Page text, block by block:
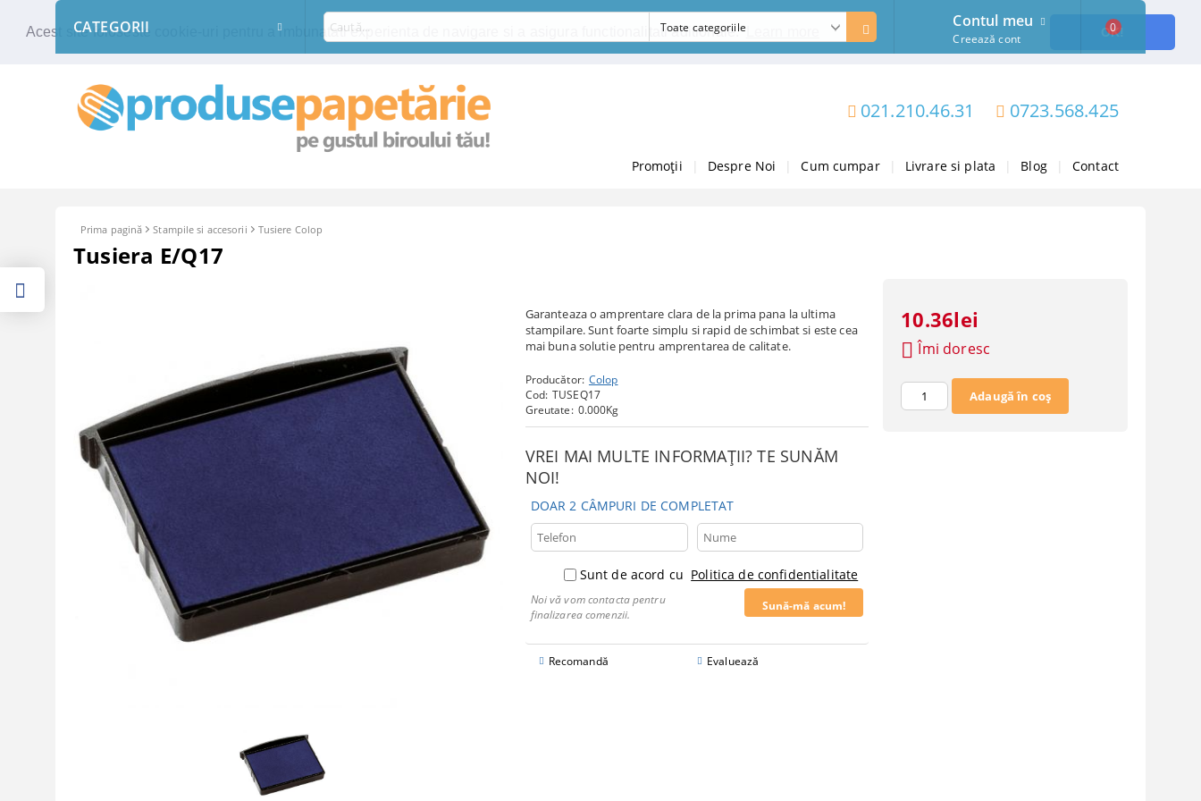
Acest site foloseste cookie-uri pentru a imbunatati experienta de navigare si a asigura functionalitati aditionale. OK!
021.210.46.31 0723.568.425
Promoții Despre Noi Cum cumpar Livrare si plata Blog Contact
CATEGORII Contul meu
Creează cont
0
Prima pagină Stampile si accesorii Tusiere Colop
Tusiera E/Q17
Garanteaza o amprentare clara de la prima pana la ultima
stampilare. Sunt foarte simplu si rapid de schimbat si este cea
mai buna solutie pentru amprentarea de calitate.
Producător: Colop
Cod: TUSEQ17
Greutate: 0.000Kg
VREI MAI MULTE INFORMAȚII? TE SUNĂM
NOI!
DOAR 2 CÂMPURI DE COMPLETAT
Sunt de acord cu Politica de confidentialitate
Noi vă vom contacta pentru
finalizarea comenzii.
Recomandă Evaluează
10.36lei
Îmi doresc